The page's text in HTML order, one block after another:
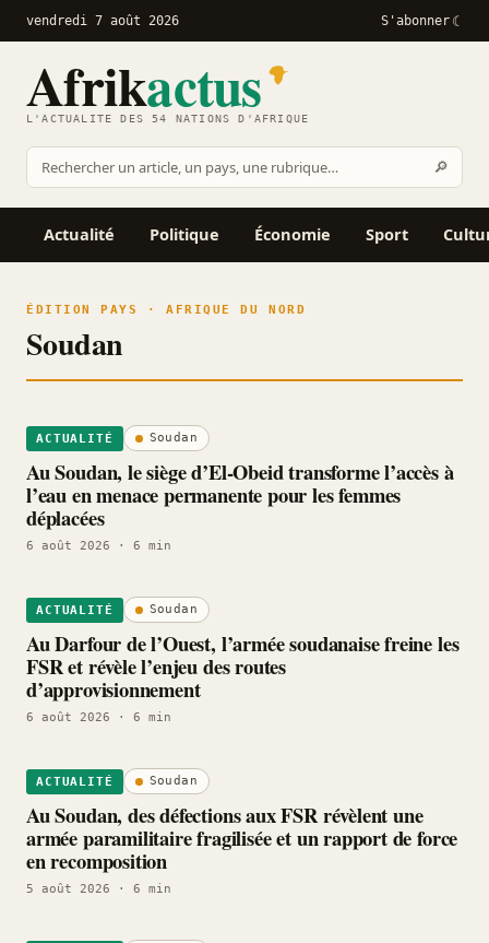
vendredi 7 août 2026 S'abonner
Afrikactus
L'ACTUALITÉ DES 54 NATIONS D'AFRIQUE
Rechercher
sur
Afrikactus
🔎
Actualité Politique Économie Sport
ÉDITION PAYS · AFRIQUE DU NORD
Soudan
ACTUALITÉ Soudan
Au Soudan, le siège d’El-Obeid transforme l’accès à
l’eau en menace permanente pour les femmes
déplacées
6 août 2026 · 6 min
ACTUALITÉ Soudan
Au Darfour de l’Ouest, l’armée soudanaise freine les
FSR et révèle l’enjeu des routes
d’approvisionnement
6 août 2026 · 6 min
ACTUALITÉ Soudan
Au Soudan, des défections aux FSR révèlent une
armée paramilitaire fragilisée et un rapport de force
en recomposition
5 août 2026 · 6 min